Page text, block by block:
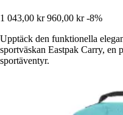
1 043,00 kr 960,00 kr -8%
Upptäck den funktionella
sportväskan Eastpak Carry, en
sportäventyr.